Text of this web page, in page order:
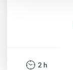
2 h